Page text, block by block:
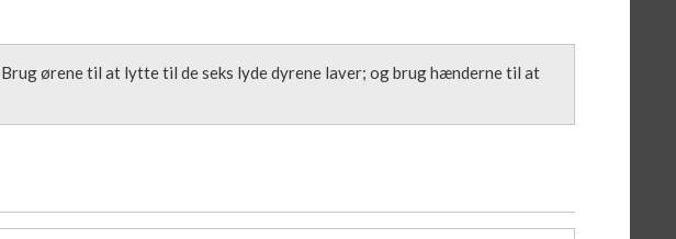
ørene til at lytte til de seks lyde dyrene laver; og brug hænderne til at